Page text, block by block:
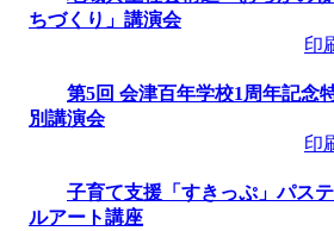
ちづくり」講演会
印
第5回 会津百年学校1周年記念
別講演会
印
子育て支援「すきっぷ」パステ
ルアート講座